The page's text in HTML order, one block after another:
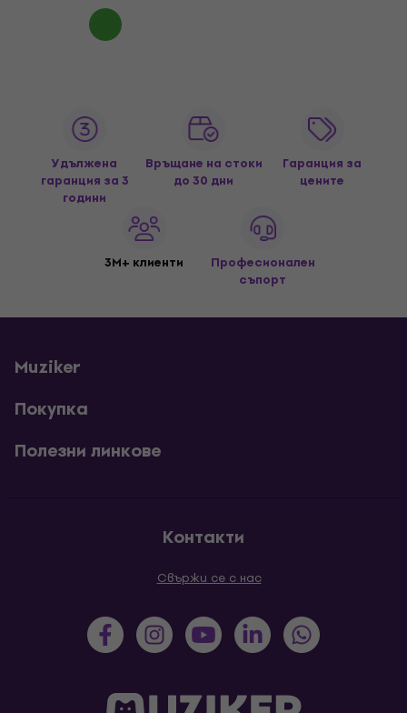
Удължена
гаранция за 3
години
Връщане на стоки
до 30 дни
Гаранция за
цените
3M+ клиенти
Професионален
съпорт
Muziker
Покупка
Полезни линкове
Контакти
Свържи се с нас